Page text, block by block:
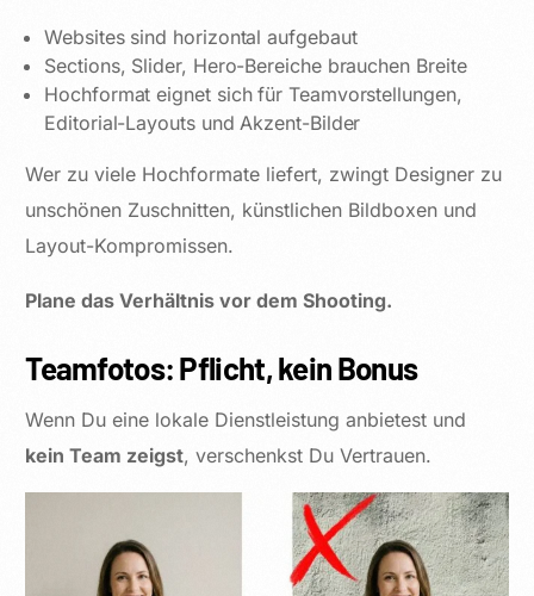
Websites sind horizontal aufgebaut
Sections, Slider, Hero-Bereiche brauchen Breite
Hochformat eignet sich für Teamvorstellungen,
Editorial-Layouts und Akzent-Bilder
Wer zu viele Hochformate liefert, zwingt Designer zu
unschönen Zuschnitten, künstlichen Bildboxen und
Layout-Kompromissen.
Plane das Verhältnis vor dem Shooting.
Teamfotos: Pflicht, kein Bonus
Wenn Du eine lokale Dienstleistung anbietest und
kein Team zeigst, verschenkst Du Vertrauen.